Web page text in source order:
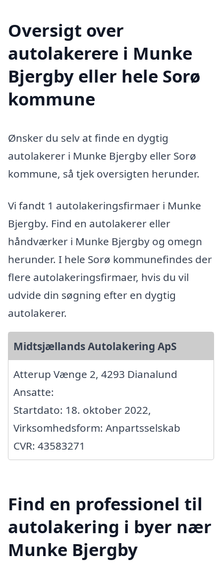
Oversigt over
autolakerere i Munke
Bjergby eller hele Sorø
kommune
Ønsker du selv at finde en dygtig
autolakerer i Munke Bjergby eller Sorø
kommune, så tjek oversigten herunder.
Vi fandt 1 autolakeringsfirmaer i Munke
Bjergby. Find en autolakerer eller
håndværker i Munke Bjergby og omegn
herunder. I hele Sorø kommunefindes der
flere autolakeringsfirmaer, hvis du vil
udvide din søgning efter en dygtig
autolakerer.
Midtsjællands Autolakering ApS
Atterup Vænge 2, 4293 Dianalund
Ansatte:
Startdato: 18. oktober 2022,
Virksomhedsform: Anpartsselskab
CVR: 43583271
Find en professionel til
autolakering i byer nær
Munke Bjergby